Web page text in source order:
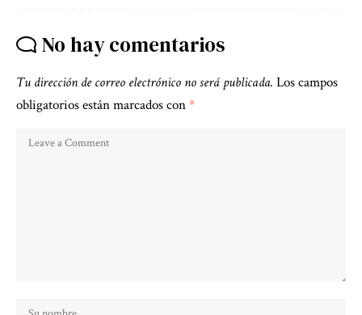
No hay comentarios
Tu dirección de correo electrónico no será publicada. Los campos
obligatorios están marcados con*